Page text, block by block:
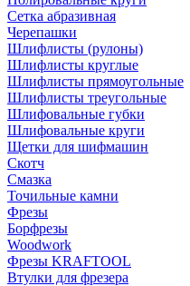
Сетка абразивная
Черепашки
Шлифлисты (рулоны)
Шлифлисты круглые
Шлифлисты прямоугольные
Шлифлисты треугольные
Шлифовальные губки
Шлифовальные круги
Щетки для шифмашин
Скотч
Смазка
Точильные камни
Фрезы
Борфрезы
Woodwork
Фрезы KRAFTOOL
Втулки для фрезера